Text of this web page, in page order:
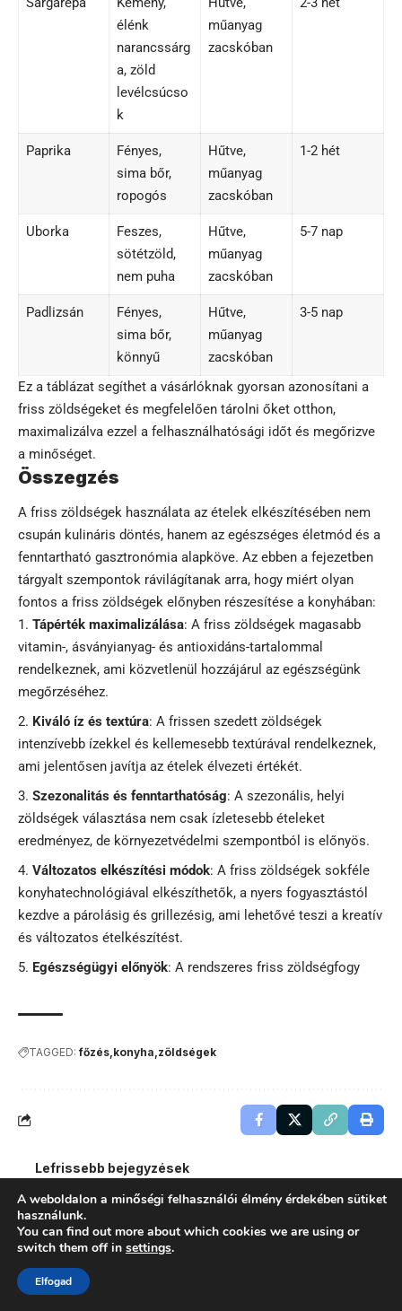
élénk
narancssárg
a, zöld
levélcsúcso
k
műanyag
zacskóban
Paprika
Fényes,
sima bőr,
ropogós
Hűtve,
műanyag
zacskóban
1-2 hét
Uborka
Feszes,
sötétzöld,
nem puha
Hűtve,
műanyag
zacskóban
5-7 nap
Padlizsán
Fényes,
sima bőr,
könnyű
Hűtve,
műanyag
zacskóban
3-5 nap
Ez a táblázat segíthet a vásárlóknak gyorsan azonosítani a
friss zöldségeket és megfelelően tárolni őket otthon,
maximalizálva ezzel a felhasználhatósági időt és megőrizve
a minőséget.
Összegzés
A friss zöldségek használata az ételek elkészítésében nem
csupán kulináris döntés, hanem az egészséges életmód és a
fenntartható gasztronómia alapköve. Az ebben a fejezetben
tárgyalt szempontok rávilágítanak arra, hogy miért olyan
fontos a friss zöldségek előnyben részesítése a konyhában:
Tápérték maximalizálása: A friss zöldségek magasabb
vitamin-, ásványianyag- és antioxidáns-tartalommal
rendelkeznek, ami közvetlenül hozzájárul az egészségünk
megőrzéséhez.
Kiváló íz és textúra: A frissen szedett zöldségek
intenzívebb ízekkel és kellemesebb textúrával rendelkeznek,
ami jelentősen javítja az ételek élvezeti értékét.
Szezonalitás és fenntarthatóság: A szezonális, helyi
zöldségek választása nem csak ízletesebb ételeket
eredményez, de környezetvédelmi szempontból is előnyös.
Változatos elkészítési módok: A friss zöldségek sokféle
konyhatechnológiával elkészíthetők, a nyers fogyasztástól
kezdve a párolásig és grillezésig, ami lehetővé teszi a kreatív
és változatos ételkészítést.
Egészségügyi előnyök: A rendszeres friss zöldségfogy
TAGGED: főzés konyha zöldségek
Lefrissebb bejegyzések
Egy apró hiba, és már tolhatod is
defekt után tanulja meg
MINDENNAPOK
A weboldalon a minőségi felhasználói élmény érdekében sütiket
használunk.
You can find out more about which cookies we are using or
switch them off in settings.
Elfogad